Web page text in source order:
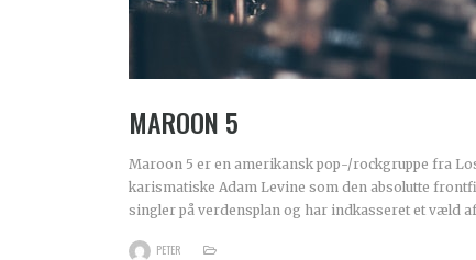
MAROON 5
Maroon 5 er en amerikansk pop-/rockgruppe fra
karismatiske Adam Levine som den absolutte
singler på verdensplan og har indkasseret et væld
PETER